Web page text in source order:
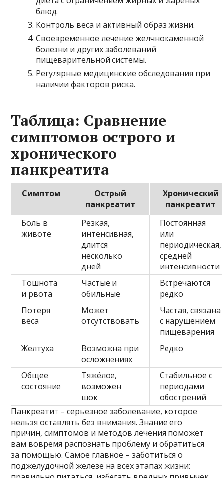
блюд.
Контроль веса и активный образ жизни.
Своевременное лечение желчнокаменной
болезни и других заболеваний
пищеварительной системы.
Регулярные медицинские обследования при
наличии факторов риска.
Таблица: Сравнение
симптомов острого и
хронического
панкреатита
Симптом
Острый
панкреатит
Хронический
панкреатит
Боль в
животе
Резкая,
интенсивная,
длится
несколько
дней
Постоянная
или
периодическая,
средней
интенсивности
Тошнота
и рвота
Частые и
обильные
Встречаются
редко
Потеря
веса
Может
отсутствовать
Частая, связана
с нарушением
пищеварения
Желтуха
Возможна при
осложнениях
Редко
Общее
состояние
Тяжёлое,
возможен
шок
Стабильное с
периодами
обострений
Панкреатит – серьезное заболевание, которое
нельзя оставлять без внимания. Знание его
причин, симптомов и методов лечения поможет
вам вовремя распознать проблему и обратиться
за помощью. Самое главное – заботиться о
поджелудочной железе на всех этапах жизни: